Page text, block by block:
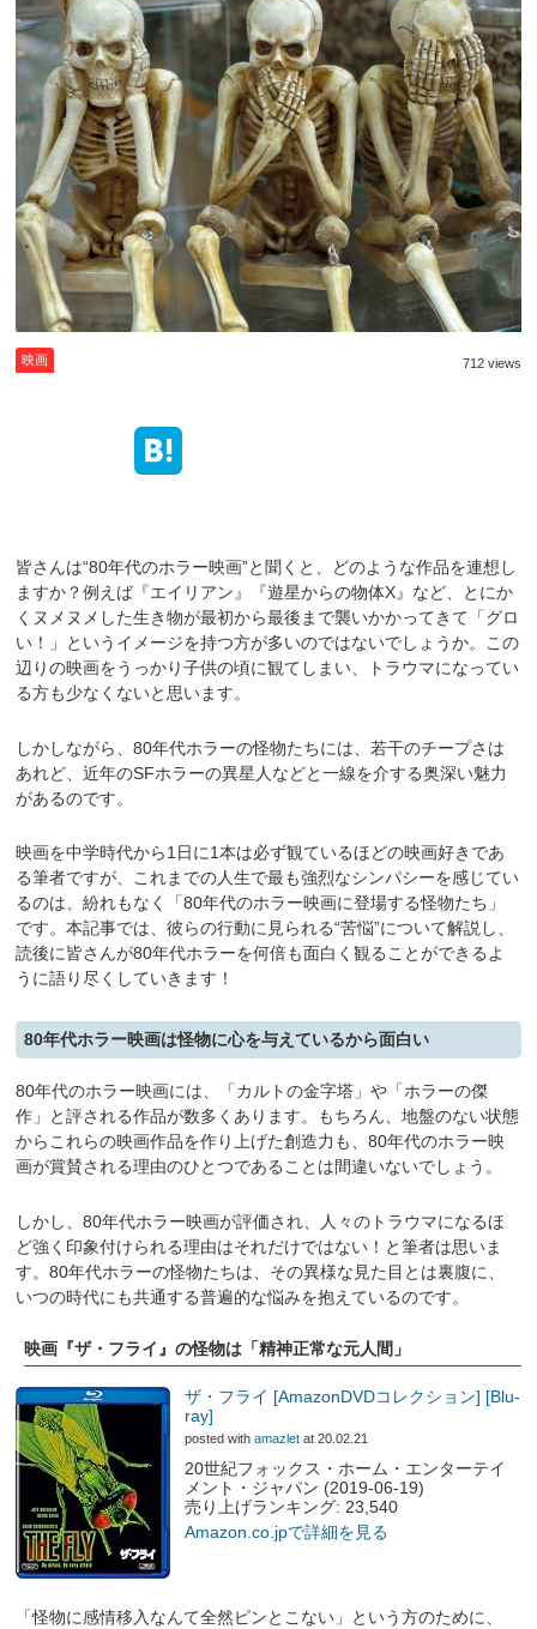
映画 712 views
皆さんは“80年代のホラー映画”と聞くと、どのような作品を連想し
ますか？例えば『エイリアン』『遊星からの物体X』など、とにか
くヌメヌメした生き物が最初から最後まで襲いかかってきて「グロ
い！」というイメージを持つ方が多いのではないでしょうか。この
辺りの映画をうっかり子供の頃に観てしまい、トラウマになってい
る方も少なくないと思います。
しかしながら、80年代ホラーの怪物たちには、若干のチープさは
あれど、近年のSFホラーの異星人などと一線を介する奥深い魅力
があるのです。
映画を中学時代から1日に1本は必ず観ているほどの映画好きであ
る筆者ですが、これまでの人生で最も強烈なシンパシーを感じてい
るのは、紛れもなく「80年代のホラー映画に登場する怪物たち」
です。本記事では、彼らの行動に見られる“苦悩”について解説し、
読後に皆さんが80年代ホラーを何倍も面白く観ることができるよ
うに語り尽くしていきます！
80年代ホラー映画は怪物に心を与えているから面白い
80年代のホラー映画には、「カルトの金字塔」や「ホラーの傑
作」と評される作品が数多くあります。もちろん、地盤のない状態
からこれらの映画作品を作り上げた創造力も、80年代のホラー映
画が賞賛される理由のひとつであることは間違いないでしょう。
しかし、80年代ホラー映画が評価され、人々のトラウマになるほ
ど強く印象付けられる理由はそれだけではない！と筆者は思いま
す。80年代ホラーの怪物たちは、その異様な見た目とは裏腹に、
いつの時代にも共通する普遍的な悩みを抱えているのです。
映画『ザ・フライ』の怪物は「精神正常な元人間」
ザ・フライ [AmazonDVDコレクション] [Blu-
ray]
posted withamazlet at 20.02.21
20世紀フォックス・ホーム・エンターテイ
メント・ジャパン (2019-06-19)
売り上げランキング: 23,540
Amazon.co.jpで詳細を見る
「怪物に感情移入なんて全然ピンとこない」という方のために、